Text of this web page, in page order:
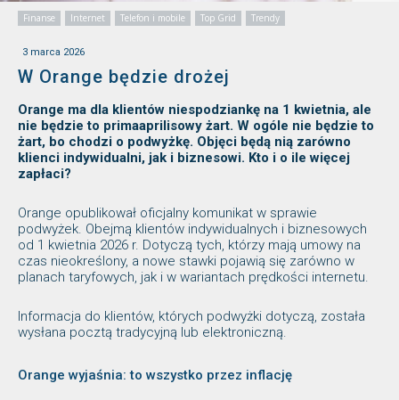
Finanse Internet Telefon i mobile Top Grid Trendy
3 marca 2026
W Orange będzie drożej
Orange ma dla klientów niespodziankę na 1 kwietnia, ale
nie będzie to primaaprilisowy żart. W ogóle nie będzie to
żart, bo chodzi o podwyżkę. Objęci będą nią zarówno
klienci indywidualni, jak i biznesowi. Kto i o ile więcej
zapłaci?
Orange opublikował oficjalny komunikat w sprawie
podwyżek. Obejmą klientów indywidualnych i biznesowych
od 1 kwietnia 2026 r. Dotyczą tych, którzy mają umowy na
czas nieokreślony, a nowe stawki pojawią się zarówno w
planach taryfowych, jak i w wariantach prędkości internetu.
Informacja do klientów, których podwyżki dotyczą, została
wysłana pocztą tradycyjną lub elektroniczną.
Orange wyjaśnia: to wszystko przez inflację